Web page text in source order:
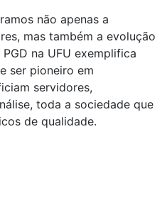
não apenas a
mas também a evolução
na UFU exemplifica
ser pioneiro em
servidores,
toda a sociedade que
de qualidade.